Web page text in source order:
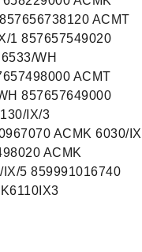
ACMT
1 857657549020
WH
ACMT
857657649000
IX/3
ACMK 6030/IX
ACMK
5 859991016740